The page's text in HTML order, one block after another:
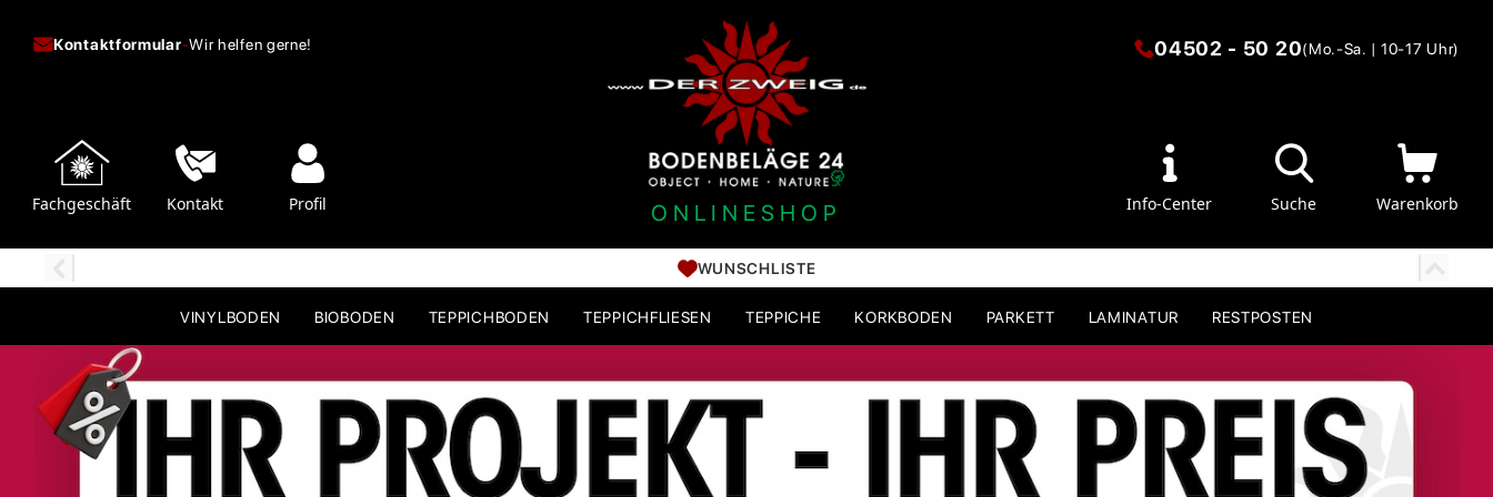
Kontaktformular-Wir helfen gerne!
Fachgeschäft Kontakt Profil ONLINESHOP
04502 - 50 20(Mo.-Sa. | 10-17 Uhr)
Info-Center Suche Warenkorb
WUNSCHLISTE
VINYLBODEN BIOBODEN TEPPICHBODEN TEPPICHFLIESEN TEPPICHE KORKBODEN PARKETT LAMINATUR RESTPOSTEN